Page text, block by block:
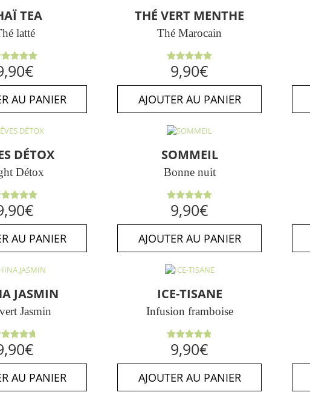
TEA
latté
5.00
sur 5€
AU PANIER
THÉ VERT MENTHE
Thé Marocain
Note5.00
sur 5
9,90€
AJOUTER AU PANIER
DÉTOX
Détox
5.00
sur 5€
AU PANIER
SOMMEIL
Bonne nuit
Note5.00
sur 5
9,90€
AJOUTER AU PANIER
JASMIN
Jasmin
Note
sur
5
€
AU PANIER
ICE-TISANE
Infusion framboise
Note
4.86sur
5
9,90€
AJOUTER AU PANIER